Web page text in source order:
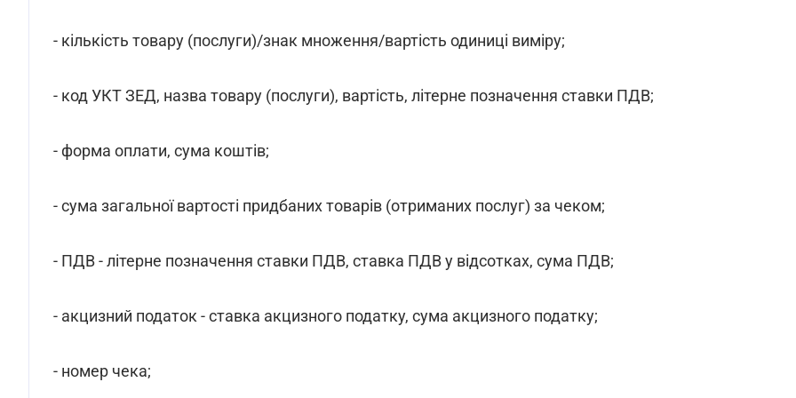
- кількість товару (послуги)/знак множення/вартість одиниці виміру;
- код УКТ ЗЕД, назва товару (послуги), вартість, літерне позначення ставки ПДВ;
- форма оплати, сума коштів;
- сума загальної вартості придбаних товарів (отриманих послуг) за чеком;
- ПДВ - літерне позначення ставки ПДВ, ставка ПДВ у відсотках, сума ПДВ;
- акцизний податок - ставка акцизного податку, сума акцизного податку;
- номер чека;